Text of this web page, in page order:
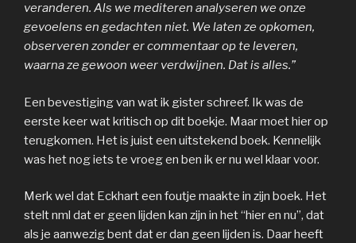
veranderen. Als we mediteren analyseren we onze
gevoelens en gedachten niet. We laten ze opkomen,
observeren zonder er commentaar op te leveren,
waarna ze gewoon weer verdwijnen. Dat is alles.”
Een bevestiging van wat ik gister schreef. Ik was de
eerste keer wat kritisch op dit boekje. Maar moet hier op
terugkomen. Het is juist een uitstekend boek. Kennelijk
was het nog iets te vroeg en ben ik er nu wel klaar voor.
Merk wel dat Eckhart een foutje maakte in zijn boek. Het
stelt nml dat er geen lijden kan zijn in het “hier en nu”, dat
als je aanwezig bent dat er dan geen lijden is. Daar heeft